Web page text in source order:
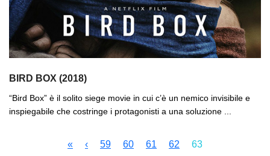
BIRD BOX (2018)
“Bird Box” è il solito siege movie in cui c’è un nemico invisibile e
inspiegabile che costringe i protagonisti a una soluzione ...
« ‹ 59 60 61 62 63